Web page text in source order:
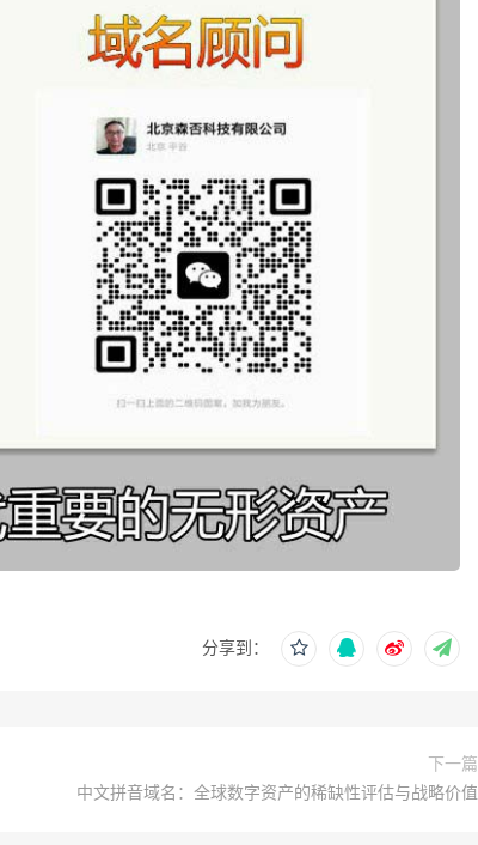
分享到：
下一篇
中文拼音域名：全球数字资产的稀缺性评估与战略价值